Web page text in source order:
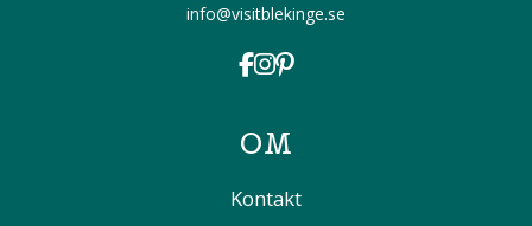
info@visitblekinge.se
OM
Kontakt